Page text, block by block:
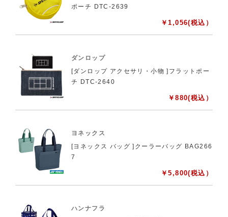
ポーチ DTC-2639
￥1,056(税込）
ダンロップ
[ダンロップ アクセサリ・小物 ]フラットポー
チ DTC-2640
￥880(税込）
ヨネックス
[ヨネックス バッグ ]クーラーバッグ BAG266
7
￥5,800(税込）
ハンナフラ